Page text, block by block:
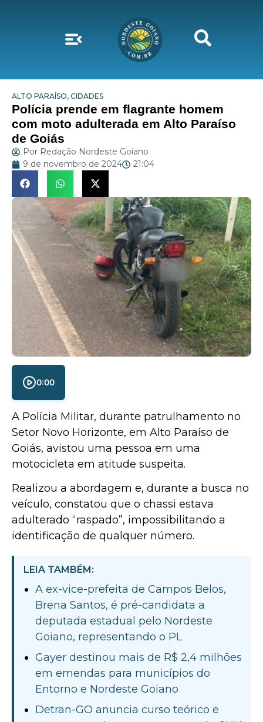
ALTO PARAÍSO, CIDADES
Polícia prende em flagrante homem
com moto adulterada em Alto Paraíso
de Goiás
Por Redação Nordeste Goiano
9 de novembro de 2024
21:04
0:00
A Polícia Militar, durante patrulhamento no
Setor Novo Horizonte, em Alto Paraíso de
Goiás, avistou uma pessoa em uma
motocicleta em atitude suspeita.
Realizou a abordagem e, durante a busca no
veículo, constatou que o chassi estava
adulterado “raspado”, impossibilitando a
identificação de qualquer número.
LEIA TAMBÉM:
A ex-vice-prefeita de Campos Belos,
Brena Santos, é pré-candidata a
deputada estadual pelo Nordeste
Goiano, representando o PL
Gayer destinou mais de R$ 2,4 milhões
em emendas para municípios do
Entorno e Nordeste Goiano
Detran-GO anuncia curso teórico e